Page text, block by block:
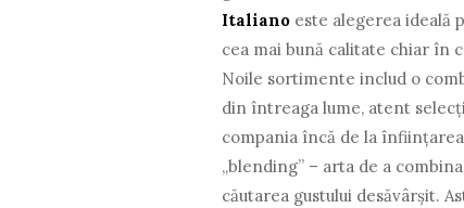
Italiano este alegerea ideală
cea mai bună calitate chiar în
Noile sortimente includ o
din întreaga lume, atent
compania încă de la
„blending” – arta de a
căutarea gustului desăvârșit.